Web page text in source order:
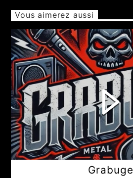
Vous aimerez aussi
Grabuge